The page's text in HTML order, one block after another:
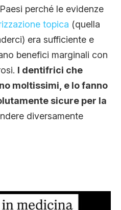
perché le evidenze
topica (quella
era sufficiente e
benefici marginali con
I dentifrici che
moltissimi, e lo fanno
sicure per la
diversamente